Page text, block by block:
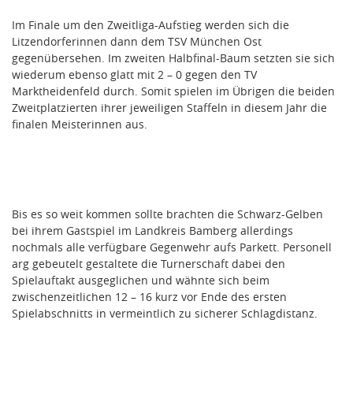
Im Finale um den Zweitliga-Aufstieg werden sich die
Litzendorferinnen dann dem TSV München Ost
gegenübersehen. Im zweiten Halbfinal-Baum setzten sie sich
wiederum ebenso glatt mit 2 – 0 gegen den TV
Marktheidenfeld durch. Somit spielen im Übrigen die beiden
Zweitplatzierten ihrer jeweiligen Staffeln in diesem Jahr die
finalen Meisterinnen aus.
Bis es so weit kommen sollte brachten die Schwarz-Gelben
bei ihrem Gastspiel im Landkreis Bamberg allerdings
nochmals alle verfügbare Gegenwehr aufs Parkett. Personell
arg gebeutelt gestaltete die Turnerschaft dabei den
Spielauftakt ausgeglichen und wähnte sich beim
zwischenzeitlichen 12 – 16 kurz vor Ende des ersten
Spielabschnitts in vermeintlich zu sicherer Schlagdistanz.